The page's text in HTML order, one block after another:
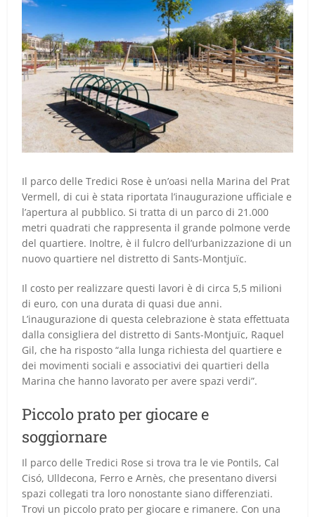
Il parco delle Tredici Rose è un’oasi nella Marina del Prat
Vermell, di cui è stata riportata l’inaugurazione ufficiale e
l’apertura al pubblico. Si tratta di un parco di 21.000
metri quadrati che rappresenta il grande polmone verde
del quartiere. Inoltre, è il fulcro dell’urbanizzazione di un
nuovo quartiere nel distretto di Sants-Montjuïc.
Il costo per realizzare questi lavori è di circa 5,5 milioni
di euro, con una durata di quasi due anni.
L’inaugurazione di questa celebrazione è stata effettuata
dalla consigliera del distretto di Sants-Montjuïc, Raquel
Gil, che ha risposto “alla lunga richiesta del quartiere e
dei movimenti sociali e associativi dei quartieri della
Marina che hanno lavorato per avere spazi verdi”.
Piccolo prato per giocare e
soggiornare
Il parco delle Tredici Rose si trova tra le vie Pontils, Cal
Cisó, Ulldecona, Ferro e Arnès, che presentano diversi
spazi collegati tra loro nonostante siano differenziati.
Trovi un piccolo prato per giocare e rimanere. Con una